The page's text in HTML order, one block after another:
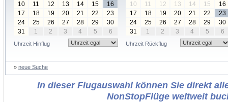
10
11 12 13 14 15
16
17
18 19 20 21 22
23
24
25 26 27 28 29
30
31
1 2 3 4 5 6
Uhrzeit Hinflug
10
11 12 13 14 15
16
17
18 19 20 21 22
23
24
25 26 27 28 29
30
31
1 2 3 4 5 6
Uhrzeit Rückflug
» neue Suche
In dieser Flugauswahl können Sie direkt
NonStopFlüge weltweit